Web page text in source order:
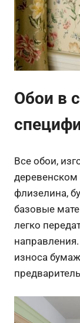
Обои в
Все обои,
деревенском
флизелина,
базовые
легко
износа